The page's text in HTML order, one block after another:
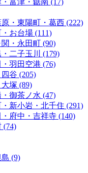
・東陽町・葛西 (222)
お台場 (111)
・永田町 (90)
二子玉川
(179)
羽田空港 (76)
谷 (205)
塚 (89)
御茶ノ水 (47)
・新小岩・北千住 (291)
府中・吉祥寺 (140)
(74)
(9)